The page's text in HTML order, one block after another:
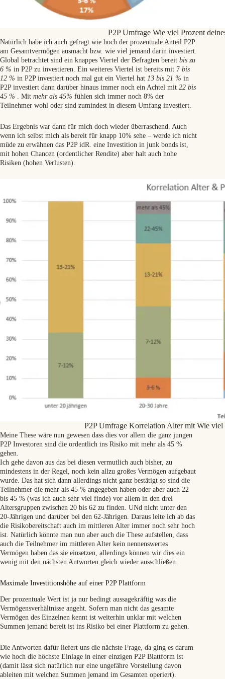
P2P Umfrage Wie viel Prozent
Natürlich habe ich auch gefragt wie hoch der prozentuale Anteil P2P
am Gesamtvermögen ausmacht bzw. wie viel jemand darin investiert.
Global betrachtet sind ein knappes Viertel der Befragten bereit bis zu
6 % in P2P zu investieren. Ein weiteres Viertel ist bereits mit 7 bis
12 % in P2P investiert noch mal gut ein Viertel hat 13 bis 21 % in
P2P investiert dann darüber hinaus immer noch ein Achtel mit 22 bis
45 % . Mit mehr als 45% fühlen sich immer noch 8% der
Teilnehmer wohl oder sind zumindest in diesem Umfang investiert.
Das Ergebnis war dann für mich doch wieder überraschend. Auch
wenn ich selbst mich als bereit für knapp 10% sehe – werde ich nicht
müde zu erwähnen das P2P idR. eine Investition in junk bonds ist,
mit hohen Chancen (ordentlicher Rendite) aber halt auch hohe
Risiken (hohen Verlusten).
P2P Umfrage Korrelation Alter mit Wie viel
Meine These wäre nun gewesen dass dies vor allem die ganz jungen
P2P Investoren sind die ordentlich ins Risiko mit mehr als 45 %
gehen.
Ich gehe davon aus das bei diesen vermutlich auch bisher, zu
mindestens in der Regel, noch kein allzu großes Vermögen aufgebaut
wurde. Das hat sich dann allerdings nicht ganz bestätigt so sind die
Teilnehmer die mehr als 45 % angegeben haben oder aber auch 22
bis 45 % (was ich auch sehr viel finde) vor allem in den drei
Altersgruppen zwischen 20 bis 62 zu finden. UNd nicht unter den
20-Jährigen und darüber bei den 62-Jährigen. Daraus leite ich ab das
die Risikobereitschaft auch im mittleren Alter immer noch sehr hoch
ist. Natürlich könnte man nun aber auch die These aufstellen, dass
auch die Teilnehmer im mittleren Alter kein nennenswertes
Vermögen haben das sie einsetzen, allerdings können wir dies ein
wenig mit den nächsten Antworten gleich wieder ausschließen.
Maximale Investitionshöhe auf einer P2P Plattform
Der prozentuale Wert ist ja nur bedingt aussagekräftig was die
Vermögensverhältnisse angeht. Sofern man nicht das gesamte
Vermögen des Einzelnen kennt ist weiterhin unklar mit welchen
Summen jemand bereit ist ins Risiko bei einer Plattform zu gehen.
Die Antworten dafür liefert uns die nächste Frage, da ging es darum
wie hoch die höchste Einlage in einer einzigen P2P Blattform ist
(damit lässt sich natürlich nur eine ungefähre Vorstellung davon
ableiten mit welchen Summen jemand im Gesamten operiert).